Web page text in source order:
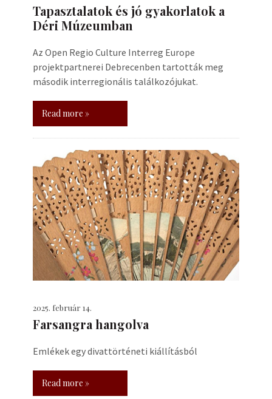
Tapasztalatok és jó gyakorlatok a
Déri Múzeumban
Az Open Regio Culture Interreg Europe
projektpartnerei Debrecenben tartották meg
második interregionális találkozójukat.
Read more »
2025. február 14.
Farsangra hangolva
Emlékek egy divattörténeti kiállításból
Read more »